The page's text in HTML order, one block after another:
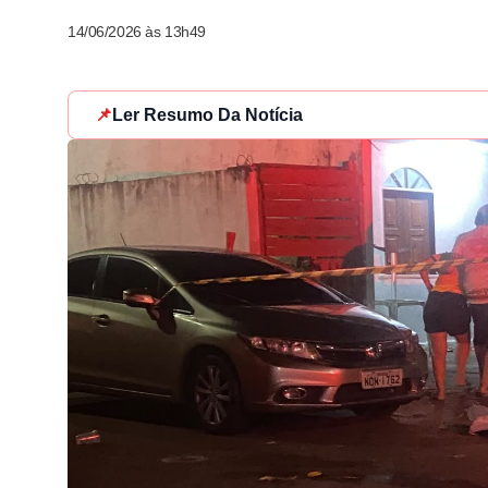
14/06/2026 às 13h49
📌 Ler Resumo Da Notícia